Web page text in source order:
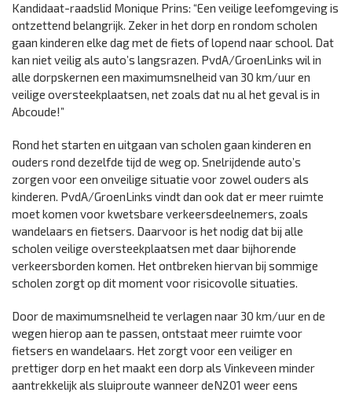
Kandidaat-raadslid Monique Prins: “Een veilige leefomgeving is
ontzettend belangrijk. Zeker in het dorp en rondom scholen
gaan kinderen elke dag met de fiets of lopend naar school. Dat
kan niet veilig als auto’s langsrazen. PvdA/GroenLinks wil in
alle dorpskernen een maximumsnelheid van 30 km/uur en
veilige oversteekplaatsen, net zoals dat nu al het geval is in
Abcoude!”
Rond het starten en uitgaan van scholen gaan kinderen en
ouders rond dezelfde tijd de weg op. Snelrijdende auto’s
zorgen voor een onveilige situatie voor zowel ouders als
kinderen. PvdA/GroenLinks vindt dan ook dat er meer ruimte
moet komen voor kwetsbare verkeersdeelnemers, zoals
wandelaars en fietsers. Daarvoor is het nodig dat bij alle
scholen veilige oversteekplaatsen met daar bijhorende
verkeersborden komen. Het ontbreken hiervan bij sommige
scholen zorgt op dit moment voor risicovolle situaties.
Door de maximumsnelheid te verlagen naar 30 km/uur en de
wegen hierop aan te passen, ontstaat meer ruimte voor
fietsers en wandelaars. Het zorgt voor een veiliger en
prettiger dorp en het maakt een dorp als Vinkeveen minder
aantrekkelijk als sluiproute wanneer deN201 weer eens